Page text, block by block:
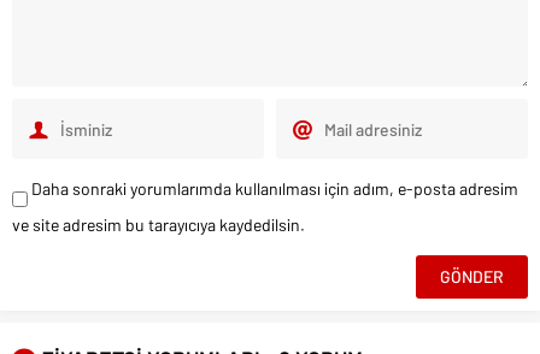
Daha sonraki yorumlarımda kullanılması için adım, e-posta adresim
ve site adresim bu tarayıcıya kaydedilsin.